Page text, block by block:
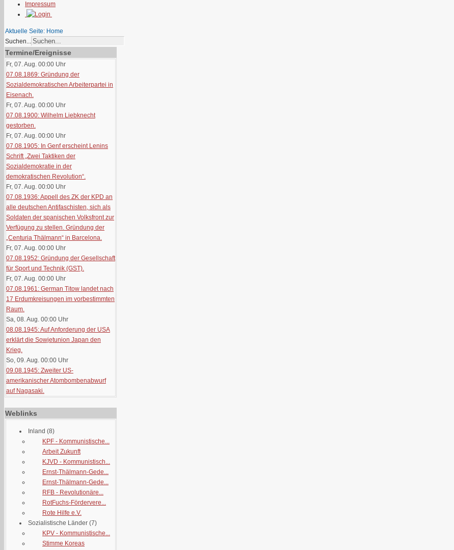
Impressum
Aktuelle Seite: Home
Suchen...
Termine/Ereignisse
Fr, 07. Aug. 00:00 Uhr
07.08.1869: Gründung der
Sozialdemokratischen Arbeiterpartei in
Eisenach.
Fr, 07. Aug. 00:00 Uhr
07.08.1900: Wilhelm Liebknecht
gestorben.
Fr, 07. Aug. 00:00 Uhr
07.08.1905: In Genf erscheint Lenins
Schrift „Zwei Taktiken der
Sozialdemokratie in der
demokratischen Revolution“.
Fr, 07. Aug. 00:00 Uhr
07.08.1936: Appell des ZK der KPD an
alle deutschen Antifaschisten, sich als
Soldaten der spanischen Volksfront zur
Verfügung zu stellen. Gründung der
„Centuria Thälmann“ in Barcelona.
Fr, 07. Aug. 00:00 Uhr
07.08.1952: Gründung der Gesellschaft
für Sport und Technik (GST).
Fr, 07. Aug. 00:00 Uhr
07.08.1961: German Titow landet nach
17 Erdumkreisungen im vorbestimmten
Raum.
Sa, 08. Aug. 00:00 Uhr
08.08.1945: Auf Anforderung der USA
erklärt die Sowjetunion Japan den
Krieg.
So, 09. Aug. 00:00 Uhr
09.08.1945: Zweiter US-
amerikanischer Atombombenabwurf
auf Nagasaki.
Weblinks
Inland (8)
KPF - Kommunistische...
Arbeit Zukunft
KJVD - Kommunistisch...
Ernst-Thälmann-Gede...
Ernst-Thälmann-Gede...
RFB - Revolutionäre...
RotFuchs-Fördervere...
Rote Hilfe e.V.
Sozialistische Länder (7)
KPV - Kommunistische...
Stimme Koreas